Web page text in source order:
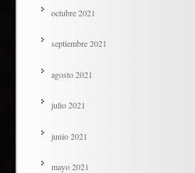
octubre 2021
septiembre 2021
agosto 2021
julio 2021
junio 2021
mayo 2021